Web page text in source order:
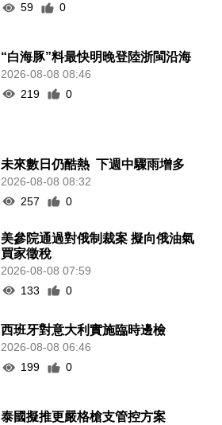
59
0
“白海豚”料最快明晚登陸浙閩沿海
2026-08-08 08:46
219
0
未來數日仍酷熱 下週中驟雨增多
2026-08-08 08:32
257
0
美參院通過對俄制裁案 擬向俄油氣
買家徵稅
2026-08-08 07:59
133
0
西班牙對意大利實施臨時邊檢
2026-08-08 06:46
199
0
泰國擬推更嚴格槍支管控方案